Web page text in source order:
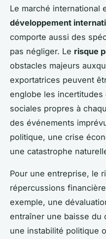
Le marché international
développement
comporte aussi des
pas négliger. Le risque
obstacles majeurs
exportatrices peuvent
englobe les
sociales propres à
des événements
politique, une crise
une catastrophe
Pour une entreprise, le
répercussions
exemple, une
entraîner une baisse du
une instabilité politique